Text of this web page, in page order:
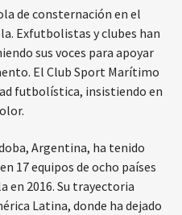
de consternación en el
Exfutbolistas y clubes han
sus voces para apoyar
El Club Sport Marítimo
futbolística, insistiendo en
Argentina, ha tenido
17 equipos de ocho países
en 2016. Su trayectoria
Latina, donde ha dejado